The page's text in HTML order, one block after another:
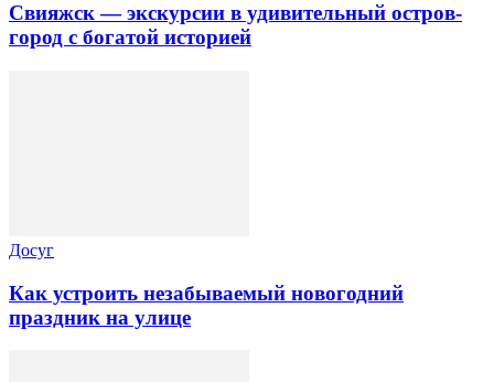
Свияжск — экскурсии в удивительный остров-
город с богатой историей
Досуг
Как устроить незабываемый новогодний
праздник на улице